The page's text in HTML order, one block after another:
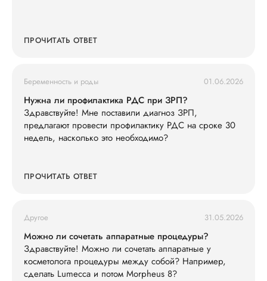
ПРОЧИТАТЬ ОТВЕТ
Беременность и роды 01.06.2026
Нужна ли профилактика РДС при ЗРП?
Здравствуйте! Мне поставили диагноз ЗРП,
предлагают провести профилактику РДС на сроке 30
недель, насколько это необходимо?
ПРОЧИТАТЬ ОТВЕТ
Другое 31.05.2026
Можно ли сочетать аппаратные процедуры?
Здравствуйте! Можно ли сочетать аппаратные у
косметолога процедуры между собой? Например,
сделать Lumecca и потом Morpheus 8?